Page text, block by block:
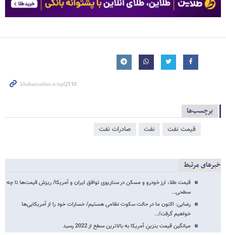
برچسب‌ها
قیمت نفت نفت صادرات نفت
خبرهای مرتبط
قیمت طلا، ارز خودرو و مسکن در سناریوی توافق ایران و آمریکا/ ریزش قیمت‌ها تا چه
سطحی…
رضایی: اکنون ما در حالت سکوت نظامی هستیم/ خسارات خود را از آمریکایی‌ها
خواهیم گرفت/…
میانگین قیمت بنزینِ آمریکا به بالاترین سطح از 2022 رسید